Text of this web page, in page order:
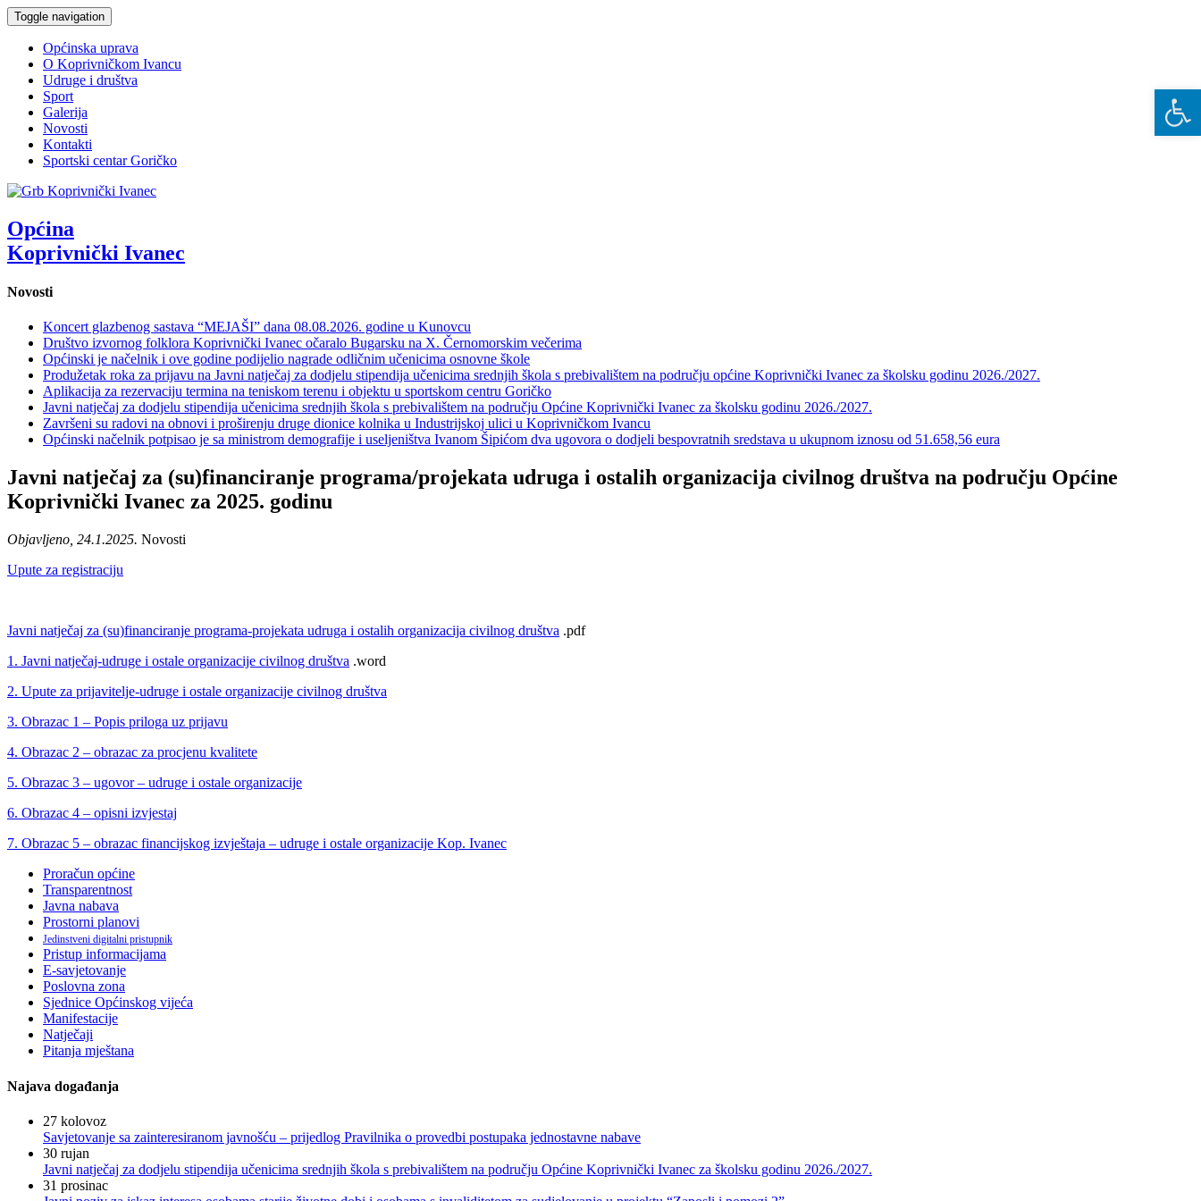
Toggle navigation
Općinska uprava
O Koprivničkom Ivancu
Udruge i društva
Sport
Galerija
Novosti
Kontakti
Sportski centar Goričko
Općina
Koprivnički Ivanec
Novosti
Koncert glazbenog sastava “MEJAŠI” dana 08.08.2026. godine u Kunovcu
Društvo izvornog folklora Koprivnički Ivanec očaralo Bugarsku na X. Černomorskim večerima
Općinski je načelnik i ove godine podijelio nagrade odličnim učenicima osnovne škole
Produžetak roka za prijavu na Javni natječaj za dodjelu stipendija učenicima srednjih škola s prebivalištem na području općine Koprivnički Ivanec za školsku godinu 2026./2027.
Aplikacija za rezervaciju termina na teniskom terenu i objektu u sportskom centru Goričko
Javni natječaj za dodjelu stipendija učenicima srednjih škola s prebivalištem na području Općine Koprivnički Ivanec za školsku godinu 2026./2027.
Završeni su radovi na obnovi i proširenju druge dionice kolnika u Industrijskoj ulici u Koprivničkom Ivancu
Općinski načelnik potpisao je sa ministrom demografije i useljeništva Ivanom Šipićom dva ugovora o dodjeli bespovratnih sredstava u ukupnom iznosu od 51.658,56 eura
Javni natječaj za (su)financiranje programa/projekata udruga i ostalih organizacija civilnog društva na području Općine
Koprivnički Ivanec za 2025. godinu
Objavljeno, 24.1.2025. Novosti
Upute za registraciju
Javni natječaj za (su)financiranje programa-projekata udruga i ostalih organizacija civilnog društva .pdf
1. Javni natječaj-udruge i ostale organizacije civilnog društva .word
2. Upute za prijavitelje-udruge i ostale organizacije civilnog društva
3. Obrazac 1 – Popis priloga uz prijavu
4. Obrazac 2 – obrazac za procjenu kvalitete
5. Obrazac 3 – ugovor – udruge i ostale organizacije
6. Obrazac 4 – opisni izvjestaj
7. Obrazac 5 – obrazac financijskog izvještaja – udruge i ostale organizacije Kop. Ivanec
Proračun općine
Transparentnost
Javna nabava
Prostorni planovi
Jedinstveni digitalni pristupnik
Pristup informacijama
E-savjetovanje
Poslovna zona
Sjednice Općinskog vijeća
Manifestacije
Natječaji
Pitanja mještana
Najava događanja
27 kolovoz
Savjetovanje sa zainteresiranom javnošću – prijedlog Pravilnika o provedbi postupaka jednostavne nabave
30 rujan
Javni natječaj za dodjelu stipendija učenicima srednjih škola s prebivalištem na području Općine Koprivnički Ivanec za školsku godinu 2026./2027.
31 prosinac